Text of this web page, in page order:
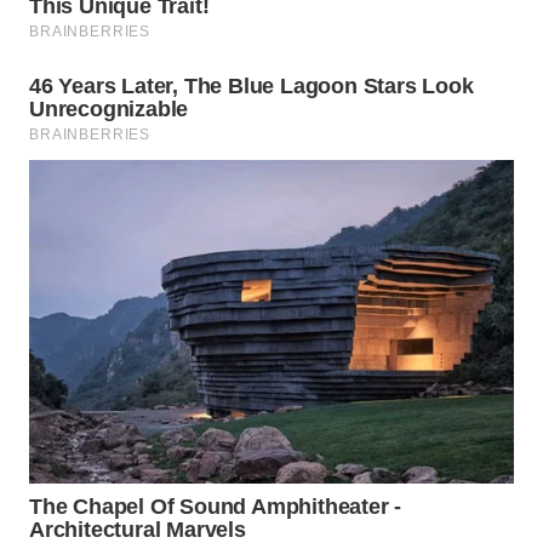
WAHANA
PERSONA
WAHANA
OTOMOTIF
DESA
LAPAK
WAHANA
Wahana
Network